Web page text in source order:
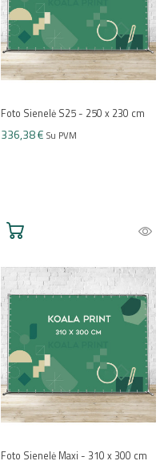
Foto Sienelė S25 - 250 x 230 cm
336,38 € Su PVM
Foto Sienelė Maxi - 310 x 300 cm